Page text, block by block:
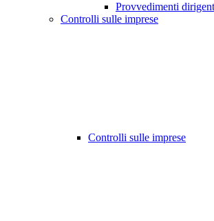
Provvedimenti
Controlli sulle imprese
Controlli sulle imprese